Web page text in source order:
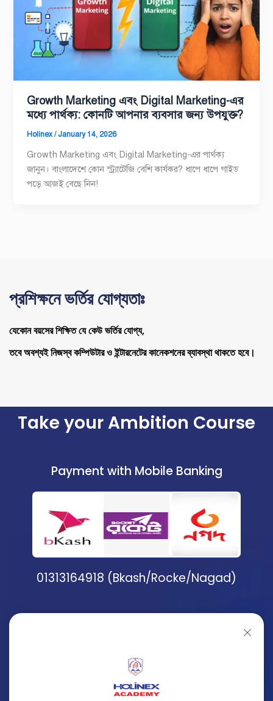
Growth Marketing এবং Digital Marketing-এর
মধ্যে পার্থক্য: কোনটি আপনার ব্যবসার জন্য উপযুক্ত?
Holinex/ January 14, 2026
Growth Marketing এবং Digital Marketing-এর পার্থক্য
জানুন। বাংলাদেশে কোন স্ট্র্যাটেজি বেশি কার্যকর? ধাপে ধাপে গাইড
পড়ে আজই বেছে নিন!
প্রশিক্ষনে ভর্তির যোগ্যতাঃ
যেকোন বয়সের শিক্ষিত যে কেউ ভর্তির যোগ্য,
তবে অবশ্যই নিজস্ব কম্পিউটার ও ইন্টারনেটের কানেকশনের ব্যাবস্থা থাকতে হবে।
Take your Ambition Course
Payment with Mobile Banking
01313164918 (Bkash/Rocke/Nagad)